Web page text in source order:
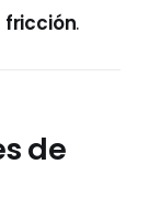
fricción.
de